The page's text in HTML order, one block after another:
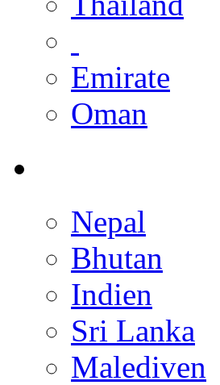
Emirate
Oman
Nepal
Bhutan
Indien
Sri Lanka
Malediven